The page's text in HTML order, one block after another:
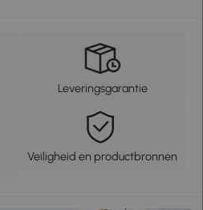
Leveringsgarantie
Veiligheid en productbronnen